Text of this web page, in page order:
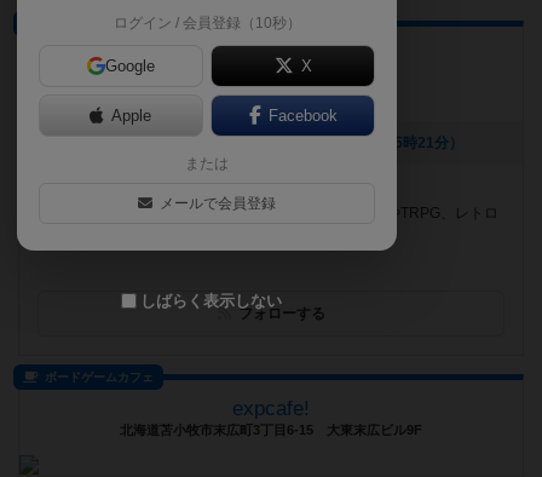
プレイスペース
ボードゲームスペース松花
愛媛県松山市千舟町5丁目２－３－２F
[NEW] 次のごいた会は８月１３日（2026年07月25日 15時21分）
定番のボードゲームのほか、シミュレーションゲームやTRPG、レトロ
フォローする
ボードゲームカフェ
expcafe!
北海道苫小牧市末広町3丁目6-15 大東末広ビル9F
ログイン / 会員登録（10秒）
Google X
Apple Facebook
または
メールで会員登録
しばらく表示しない